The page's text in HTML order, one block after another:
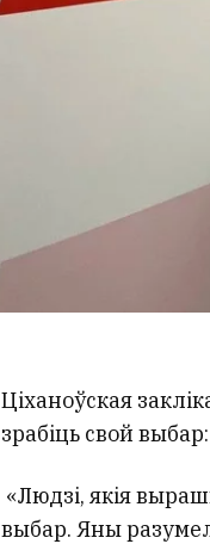
Ціханоўская
зрабіць свой выбар:
«Людзі, якія
выбар. Яны